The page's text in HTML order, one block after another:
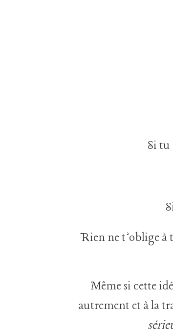
Si tu
Rien ne t’oblige
Même si cette
autrement et à la